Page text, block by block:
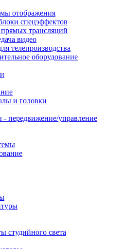
отображения
спецэффектов
трансляций
видео
телепроизводства
оборудование
и головки
передвижение/управление
студийного света